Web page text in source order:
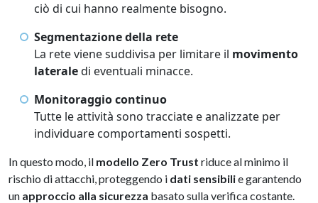
ciò di cui hanno realmente bisogno.
Segmentazione della rete
La rete viene suddivisa per limitare il movimento
lateraledi eventuali minacce.
Monitoraggio continuo
Tutte le attività sono tracciate e analizzate per
individuare comportamenti sospetti.
In questo modo, il modello Zero Trust riduce al minimo il
rischio di attacchi, proteggendo i dati sensibilie garantendo
un approccio alla sicurezza basato sulla verifica costante.